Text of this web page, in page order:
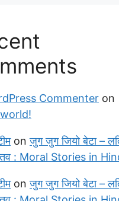
Commenter on
onजुग जुग जियो बेटा –
: Moral Stories in
onजुग जुग जियो बेटा –